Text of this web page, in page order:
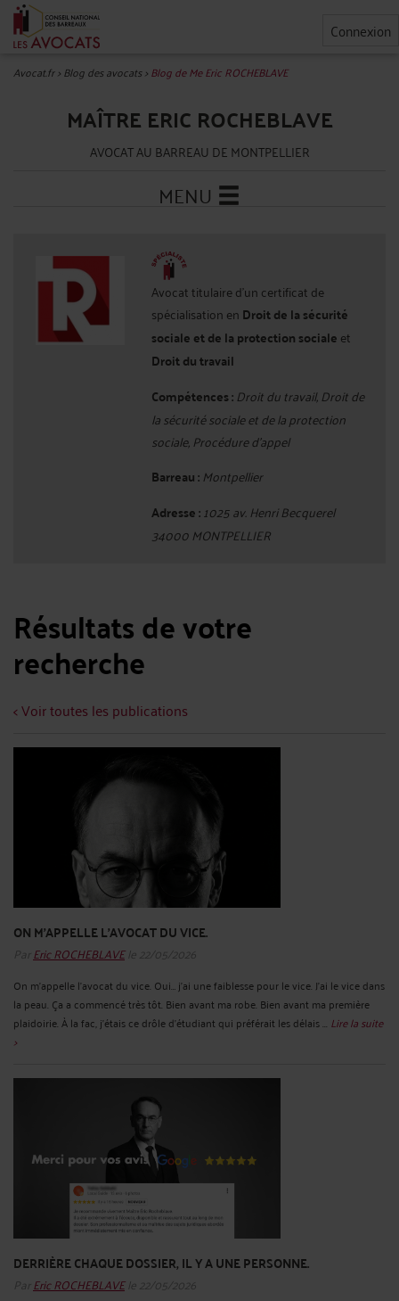
Connexion
Avocat.fr>Blog des avocats>Blog de Me Eric ROCHEBLAVE
MAÎTRE ERIC ROCHEBLAVE
AVOCAT AU BARREAU DE MONTPELLIER
MENU
Avocat titulaire d'un certificat de
spécialisation en Droit de la sécurité
sociale et de la protection sociale et
Droit du travail
Compétences : Droit du travail, Droit de
la sécurité sociale et de la protection
sociale, Procédure d'appel
Barreau : Montpellier
Adresse :1025 av. Henri Becquerel
34000 MONTPELLIER
Résultats de votre
recherche
< Voir toutes les publications
ON M’APPELLE L’AVOCAT DU VICE.
Par Eric ROCHEBLAVEle 22/05/2026
On m’appelle l’avocat du vice. Oui… j’ai une faiblesse pour le vice. J’ai le vice dans
la peau. Ça a commencé très tôt. Bien avant ma robe. Bien avant ma première
plaidoirie. À la fac, j’étais ce drôle d’étudiant qui préférait les délais ... Lire la suite
>
DERRIÈRE CHAQUE DOSSIER, IL Y A UNE PERSONNE.
Par Eric ROCHEBLAVEle 22/05/2026